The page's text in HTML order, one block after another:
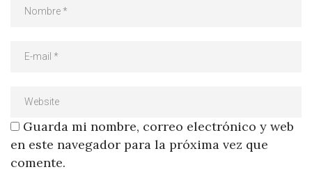
Guarda mi nombre, correo electrónico y web
en este navegador para la próxima vez que
comente.